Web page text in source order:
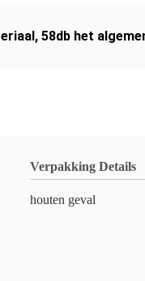
, 58db het
Verpakking Details
houten geval